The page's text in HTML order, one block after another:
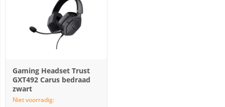
Gaming Headset Trust
GXT492 Carus bedraad
zwart
Niet voorradig: